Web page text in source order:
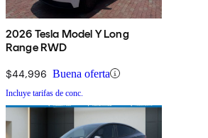
2026 Tesla Model Y Long
Range RWD
$44,996 Buena oferta
Incluye tarifas de conc.